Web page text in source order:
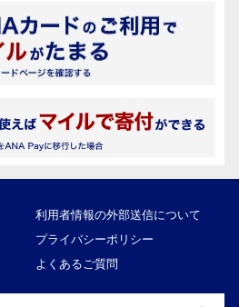
利用者情報の外部送信について
プライバシーポリシー
よくあるご質問